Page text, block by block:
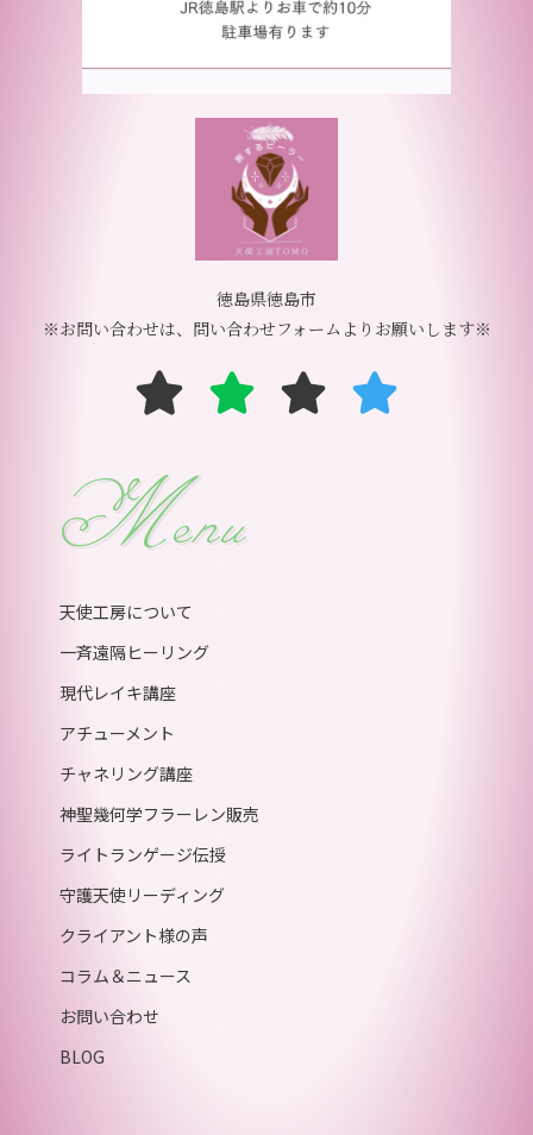
徳島県徳島市
※お問い合わせは、問い合わせフォームよりお願いします※
Menu
天使工房について
一斉遠隔ヒーリング
現代レイキ講座
アチューメント
チャネリング講座
神聖幾何学フラーレン販売
ライトランゲージ伝授
守護天使リーディング
クライアント様の声
コラム＆ニュース
お問い合わせ
BLOG